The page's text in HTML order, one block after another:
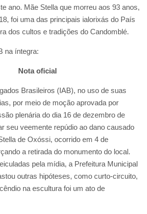
ano. Mãe Stella que morreu aos 93 anos,
foi uma das principais ialorixás do País
dos cultos e tradições do Candomblé.
na íntegra:
Nota oficial
Brasileiros (IAB), no uso de suas
por meio de moção aprovada por
plenária do dia 16 de dezembro de
seu veemente repúdio ao dano causado
de Oxóssi, ocorrido em 4 de
a retirada do monumento do local.
pela mídia, a Prefeitura Municipal
outras hipóteses, como curto-circuito,
na escultura foi um ato de